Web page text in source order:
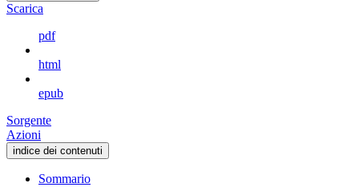
Scarica
pdf
html
epub
Sorgente
Azioni
indice dei contenuti
Sommario